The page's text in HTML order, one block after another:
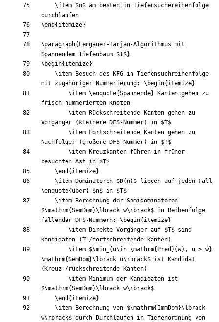
\item $n$ am besten in Tiefensuchereihenfolge
\end { itemize}
\paragraph{ Lengauer-Tarjan-Algorithmus mit
Spannendem Tiefenbaum $T$}
\begin{ itemize}
\item Besuch des KFG in Tiefensuchreihenfolge
mit zugehöriger Nummerierung: \begin{ itemize}
\item \enquote{Spannende} Kanten gehen zu
\item Rückschreitende Kanten gehen zu
Vorgänger (kleinere DFS-Nummer) in $T$
\item Fortschreitende Kanten gehen zu
Nachfolger (größere DFS-Nummer) in $T$
\item Kreuzkanten führen in früher
besuchten Ast in $T$
\end { itemize}
\item Dominatoren $D( n) $
\enquote{ über} $n$ in $T$
\item
$\mathrm{SemDom}\lbrack w\rbrack$ in Reihenfolge
fallender DFS-Nummern: \begin{ itemize}
\item Direkte Vorgänger auf $T$ sind
\item $\min { u\in \mathrm{ Pred } (w) , u > w}
\mathrm{SemDom}\lbrack u\rbrack$ ist Kandidat
\item
$\mathrm{SemDom}\lbrack w\rbrack$
\end { itemize}
\item Berechnung von $\mathrm{ ImmDom}\lbrack
w\rbrack$